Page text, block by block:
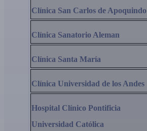
Clínica San Carlos de Apoquindo
Clínica Sanatorio Aleman
Clínica Santa María
Clínica Universidad de los Andes
Hospital Clínico Pontificia
Universidad Católica